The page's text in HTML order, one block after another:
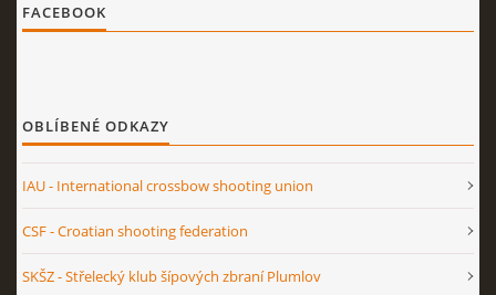
FACEBOOK
OBLÍBENÉ ODKAZY
IAU - International crossbow shooting union
CSF - Croatian shooting federation
SKŠZ - Střelecký klub šípových zbraní Plumlov